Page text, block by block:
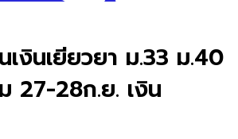
เงินเยียวยา ม.33 ม.40
27-28ก.ย. เงิน